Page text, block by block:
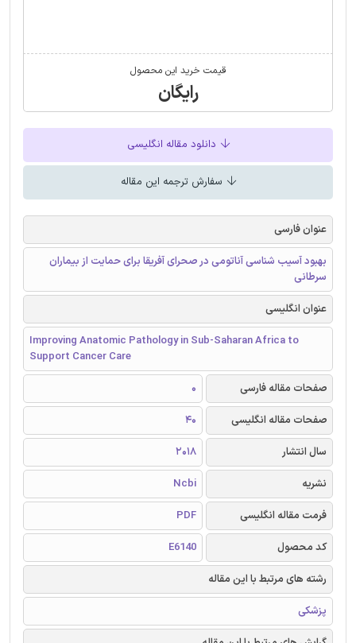
قیمت خرید این محصول
رایگان
دانلود مقاله انگلیسی
سفارش ترجمه این مقاله
عنوان فارسی
بهبود آسیب شناسی آناتومی در صحرای آفریقا برای حمایت از بیماران
سرطانی
عنوان انگلیسی
Improving Anatomic Pathology in Sub-Saharan Africa to
Support Cancer Care
صفحات مقاله فارسی
0
صفحات مقاله انگلیسی
40
سال انتشار
2018
نشریه
Ncbi
فرمت مقاله انگلیسی
PDF
کد محصول
E6140
رشته های مرتبط با این مقاله
پزشکی